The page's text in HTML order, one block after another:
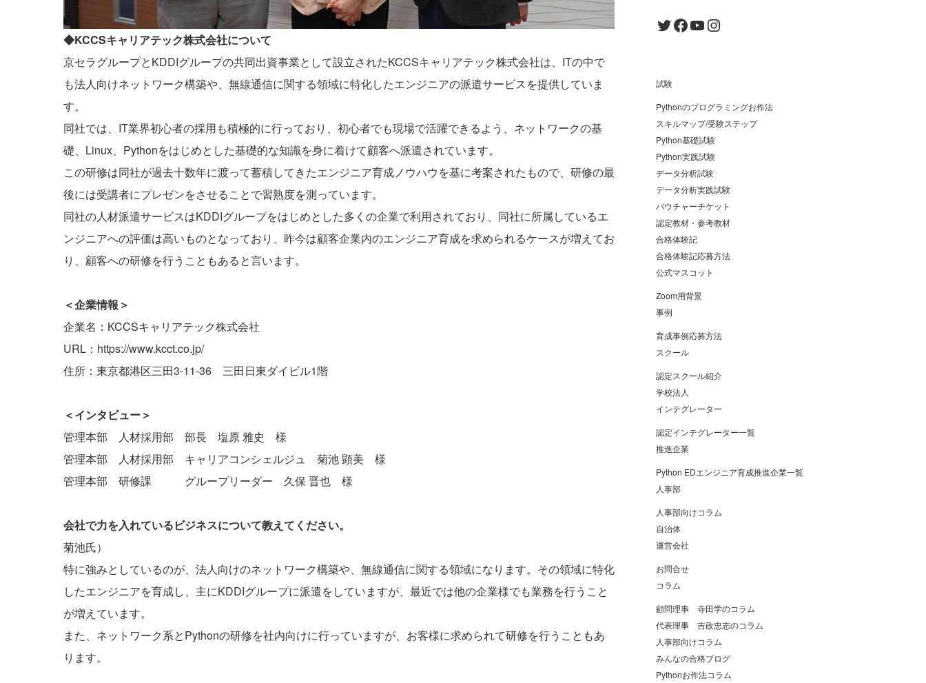
◆KCCSキャリアテック株式会社について
京セラグループとKDDIグループの共同出資事業として設立されたKCCSキャリアテック株式会社は、ITの中で
も法人向けネットワーク構築や、無線通信に関する領域に特化したエンジニアの派遣サービスを提供していま
す。
同社では、IT業界初心者の採用も積極的に行っており、初心者でも現場で活躍できるよう、ネットワークの基
礎、Linux、Pythonをはじめとした基礎的な知識を身に着けて顧客へ派遣されています。
この研修は同社が過去十数年に渡って蓄積してきたエンジニア育成ノウハウを基に考案されたもので、研修の最
後には受講者にプレゼンをさせることで習熟度を測っています。
同社の人材派遣サービスはKDDIグループをはじめとした多くの企業で利用されており、同社に所属しているエ
ンジニアへの評価は高いものとなっており、昨今は顧客企業内のエンジニア育成を求められるケースが増えてお
り、顧客への研修を行うこともあると言います。
＜企業情報＞
企業名：KCCSキャリアテック株式会社
URL： https://www.kcct.co.jp/
住所：東京都港区三田3-11-36 三田日東ダイビル1階
＜インタビュー＞
管理本部 人材採用部 部長 塩原 雅史 様
管理本部 人材採用部 キャリアコンシェルジュ 菊池 顕美 様
管理本部 研修課 グループリーダー 久保 晋也 様
会社で力を入れているビジネスについて教えてください。
菊池氏）
特に強みとしているのが、法人向けのネットワーク構築や、無線通信に関する領域になります。その領域に特化
したエンジニアを育成し、主にKDDIグループに派遣をしていますが、最近では他の企業様でも業務を行うこと
が増えています。
また、ネットワーク系とPythonの研修を社内向けに行っていますが、お客様に求められて研修を行うこともあ
ります。
Twitter
Facebook
YouTube
Instagram
試験
Pythonのプログラミングお作法
スキルマップ/受験ステップ
Python基礎試験
Python実践試験
データ分析試験
データ分析実践試験
バウチャーチケット
認定教材・参考教材
合格体験記
合格体験記応募方法
公式マスコット
Zoom用背景
事例
育成事例応募方法
スクール
認定スクール紹介
学校法人
インテグレーター
認定インテグレーター一覧
推進企業
Python EDエンジニア育成推進企業一覧
人事部
人事部向けコラム
自治体
運営会社
お問合せ
コラム
顧問理事 寺田学のコラム
代表理事 吉政忠志のコラム
人事部向けコラム
みんなの合格ブログ
Pythonお作法コラム